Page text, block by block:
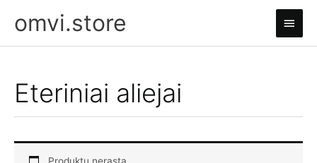
prieomvi.store
Eteriniai aliejai